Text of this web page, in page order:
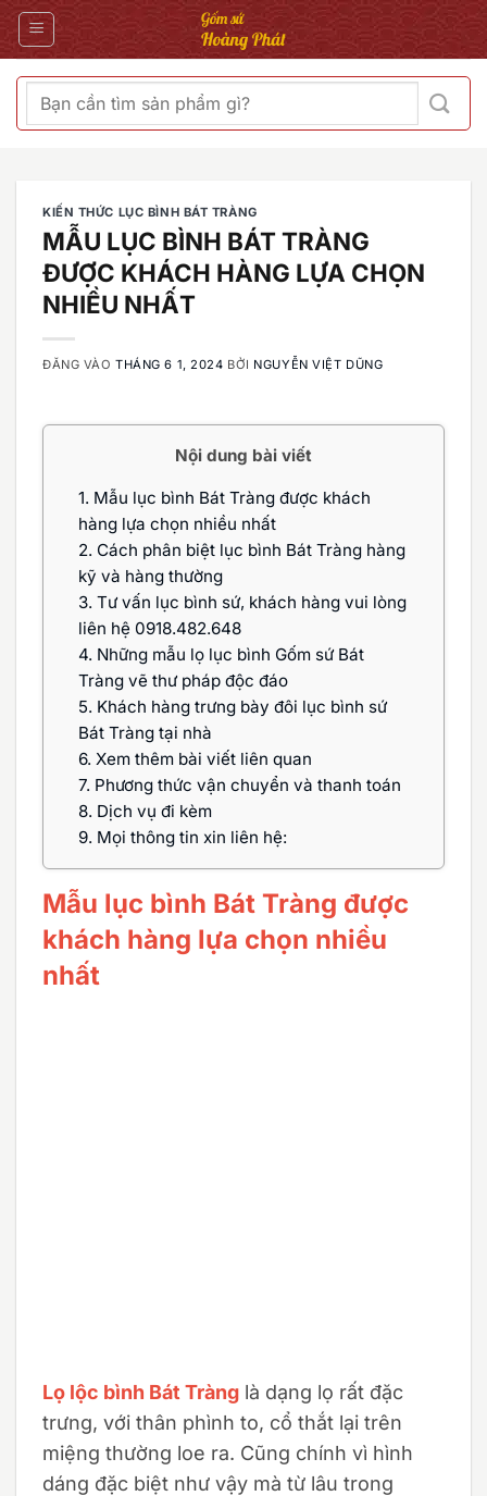
Bỏ
qua
Tìm
kiếm:
KIẾN THỨC LỤC BÌNH BÁT TRÀNG
MẪU LỤC BÌNH BÁT TRÀNG
ĐƯỢC KHÁCH HÀNG LỰA CHỌN
NHIỀU NHẤT
ĐĂNG VÀOTHÁNG 6 1, 2024 BỞI NGUYỄN VIỆT DŨNG
Nội dung bài viết
1. Mẫu lục bình Bát Tràng được khách
hàng lựa chọn nhiều nhất
2. Cách phân biệt lục bình Bát Tràng hàng
kỹ và hàng thường
3. Tư vấn lục bình sứ, khách hàng vui lòng
liên hệ 0918.482.648
4. Những mẫu lọ lục bình Gốm sứ Bát
Tràng vẽ thư pháp độc đáo
5. Khách hàng trưng bày đôi lục bình sứ
Bát Tràng tại nhà
6. Xem thêm bài viết liên quan
7. Phương thức vận chuyển và thanh toán
8. Dịch vụ đi kèm
9. Mọi thông tin xin liên hệ:
Mẫu lục bình Bát Tràng được
khách hàng lựa chọn nhiều
nhất
Lọ lộc bình Bát Tràng là dạng lọ rất đặc
trưng, với thân phình to, cổ thắt lại trên
miệng thường loe ra. Cũng chính vì hình
dáng đặc biệt như vậy mà từ lâu trong